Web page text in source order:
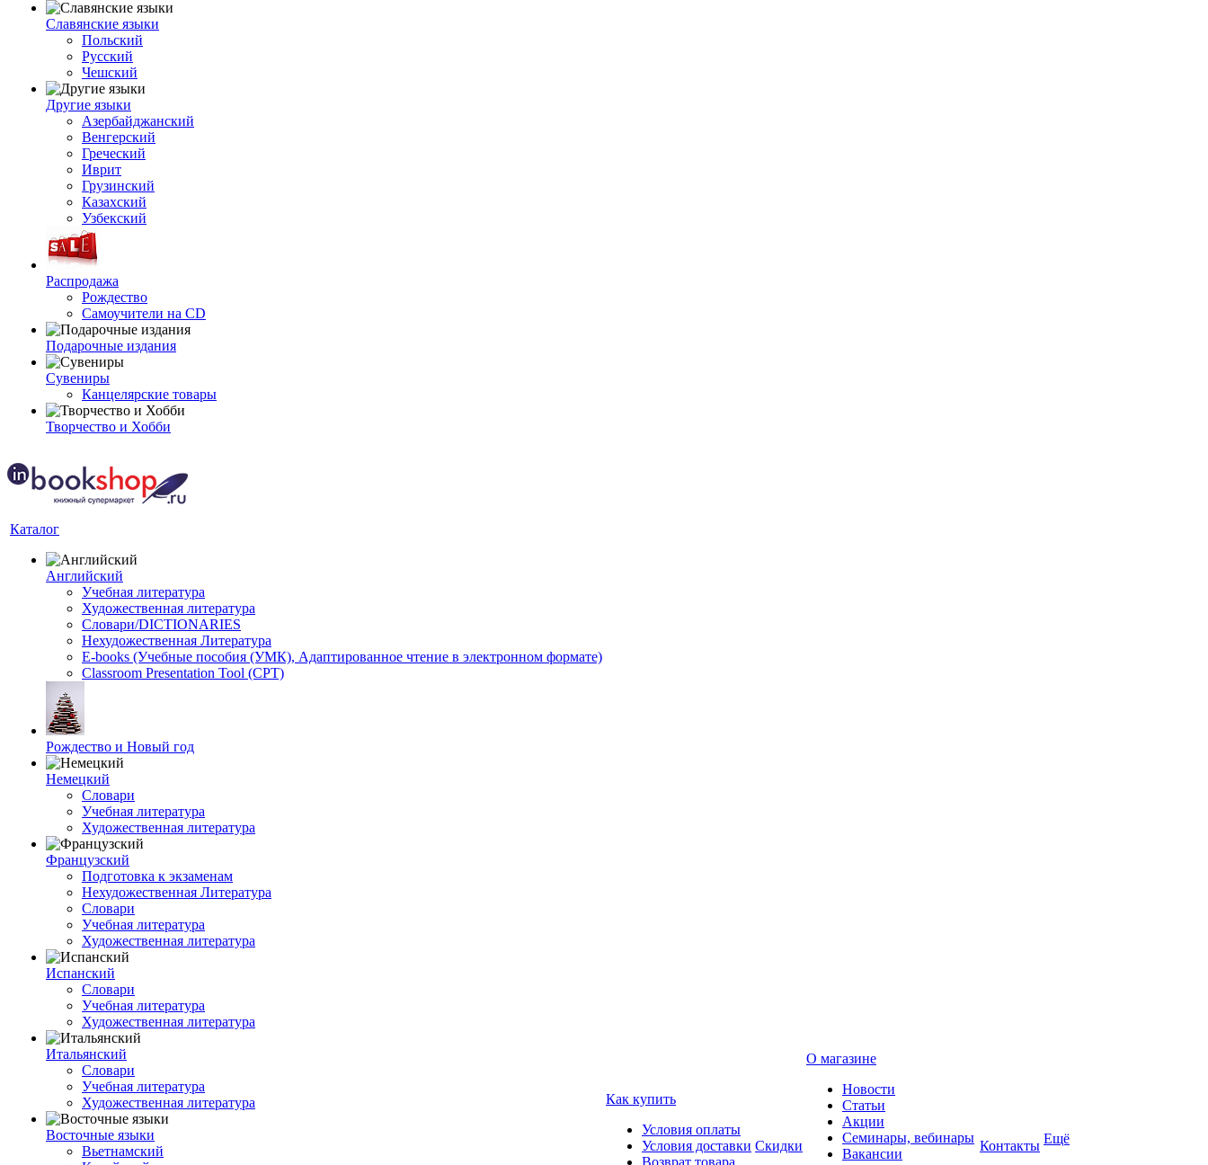
Славянские языки
Польский
Русский
Чешский
Другие языки
Азербайджанский
Венгерский
Греческий
Иврит
Грузинский
Казахский
Узбекский
Распродажа
Рождество
Самоучители на CD
Подарочные издания
Сувениры
Канцелярские товары
Творчество и Хобби
Каталог
Английский
Учебная литература
Художественная литература
Словари/DICTIONARIES
Нехудожественная Литература
E-books (Учебные пособия (УМК), Адаптированное чтение в электронном формате)
Classroom Presentation Tool (CPT)
Рождество и Новый год
Немецкий
Словари
Учебная литература
Художественная литература
Французский
Подготовка к экзаменам
Нехудожественная Литература
Словари
Учебная литература
Художественная литература
Испанский
Словари
Учебная литература
Художественная литература
Итальянский
Словари
Учебная литература
Художественная литература
Восточные языки
Вьетнамский
Как купить
Условия оплаты
Условия доставки
Возврат товара
Скидки
О магазине
Новости
Статьи
Акции
Семинары, вебинары
Вакансии
Контакты Ещё